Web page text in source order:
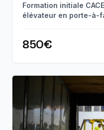
Formation initiale
élévateur en porte-à-
850€